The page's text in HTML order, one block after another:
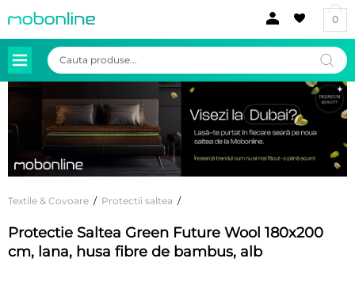
0
Products
search
Textile & Covoare / Protectii saltea /
Protectie Saltea Green Future Wool 180x200
cm, lana, husa fibre de bambus, alb